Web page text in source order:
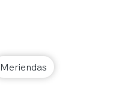
Meriendas